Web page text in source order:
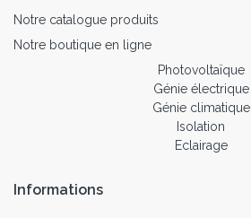
Notre catalogue produits
Notre boutique en ligne
Photovoltaïque
Génie électrique
Génie climatique
Isolation
Eclairage
Informations